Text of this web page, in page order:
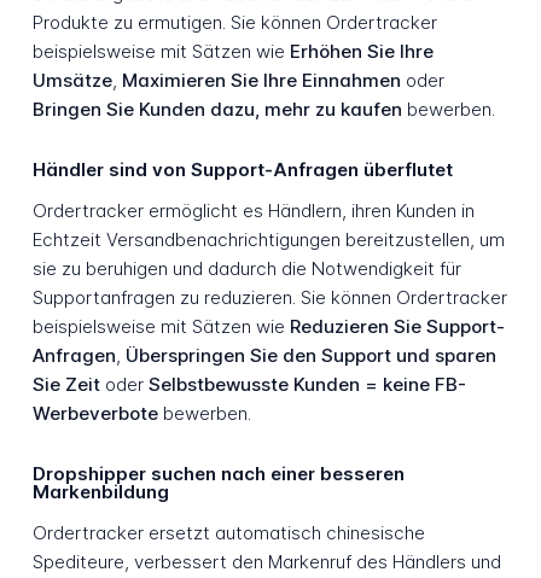
Produkte zu ermutigen. Sie können Ordertracker
beispielsweise mit Sätzen wie Erhöhen Sie Ihre
Umsätze, Maximieren Sie Ihre Einnahmen oder
Bringen Sie Kunden dazu, mehr zu kaufen bewerben.
Händler sind von Support-Anfragen überflutet
Ordertracker ermöglicht es Händlern, ihren Kunden in
Echtzeit Versandbenachrichtigungen bereitzustellen, um
sie zu beruhigen und dadurch die Notwendigkeit für
Supportanfragen zu reduzieren. Sie können Ordertracker
beispielsweise mit Sätzen wie Reduzieren Sie Support-
Anfragen, Überspringen Sie den Support und sparen
Sie Zeitoder Selbstbewusste Kunden = keine FB-
Werbeverbotebewerben.
Dropshipper suchen nach einer besseren
Markenbildung
Ordertracker ersetzt automatisch chinesische
Spediteure, verbessert den Markenruf des Händlers und